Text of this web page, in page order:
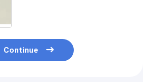
Continue